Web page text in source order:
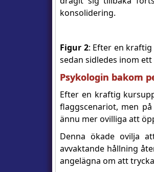
konsolidering.
Figur 2: Efter en
sedan sidledes inom
Psykologin bakom
Efter en kraftig
flaggscenariot, men
ännu mer ovilliga att
Denna ökade ovilja
avvaktande hållning
angelägna om att